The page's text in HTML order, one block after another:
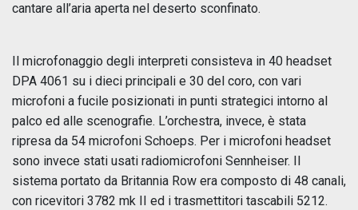
cantare all’aria aperta nel deserto sconfinato.
Il microfonaggio degli interpreti consisteva in 40 headset
DPA 4061 su i dieci principali e 30 del coro, con vari
microfoni a fucile posizionati in punti strategici intorno al
palco ed alle scenografie. L’orchestra, invece, è stata
ripresa da 54 microfoni Schoeps. Per i microfoni headset
sono invece stati usati radiomicrofoni Sennheiser. Il
sistema portato da Britannia Row era composto di 48 canali,
con ricevitori 3782 mk II ed i trasmettitori tascabili 5212.